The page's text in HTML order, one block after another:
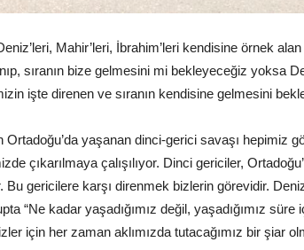
Mahir’leri, İbrahim’leri kendisine örnek
sıranın bize gelmesini mi bekleyeceğiz yoksa
işte direnen ve sıranın kendisine gelmesini
Ortadoğu’da yaşanan dinci-gerici savaşı hepimiz
çıkarılmaya çalışılıyor. Dinci gericiler,
Bu gericilere karşı direnmek bizlerin görevidir.
“Ne kadar yaşadığımız değil, yaşadığımız
için her zaman aklımızda tutacağımız bir şiar